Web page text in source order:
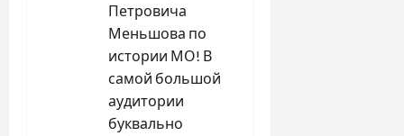
Петровича
Меньшова по
истории МО! В
самой большой
аудитории
буквально